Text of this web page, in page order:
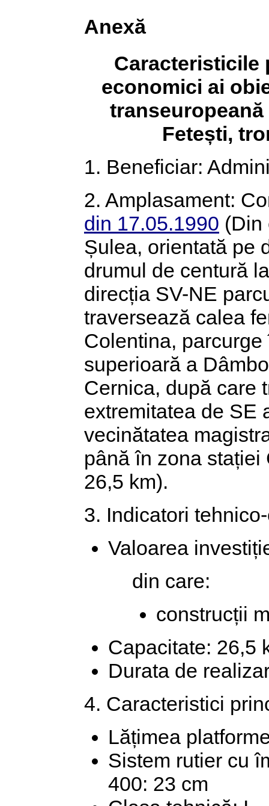
Anexă
Caracteristicile
economici ai
Fetești,
1. Beneficiar:
2. Amplasament:
din 17.05.1990 (Din
Șulea, orientată pe
drumul de centură
direcția SV-NE
traversează calea
Colentina,
superioară a
Cernica, după care
extremitatea de SE
vecinătatea
până în zona stației
26,5 km).
3. Indicatori
Valoarea
din care:
construcții
Capacitate: 26,5
Durata de
4. Caracteristici
Lățimea
Sistem rutier cu
400: 23 cm